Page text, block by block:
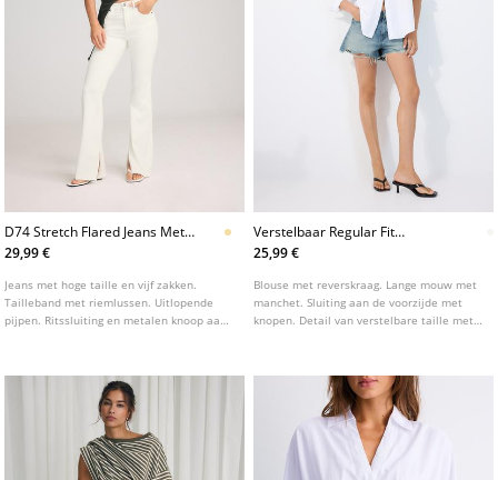
D74 Stretch Flared Jeans Met
Split
29,99 €
Jeans met hoge taille en vijf zakken.
Tailleband met riemlussen. Uitlopende
pijpen. Ritssluiting en metalen knoop aan
Verstelbaar Regular Fit
Popeline Overhemd
25,99 €
Blouse met reverskraag. Lange mouw met
manchet. Sluiting aan de voorzijde met
knopen. Detail van verstelbare taille met